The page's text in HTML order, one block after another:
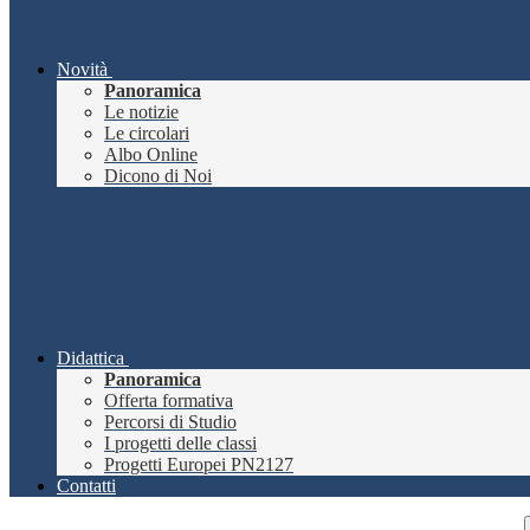
Novità
Panoramica
Le notizie
Le circolari
Albo Online
Dicono di Noi
Didattica
Panoramica
Offerta formativa
Percorsi di Studio
I progetti delle classi
Progetti Europei PN2127
Contatti